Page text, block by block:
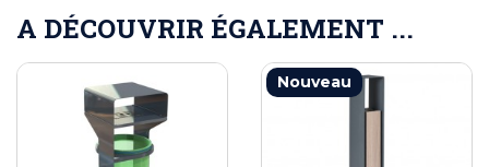
A DÉCOUVRIR ÉGALEMENT ...
Nouveau